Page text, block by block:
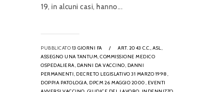
19, in alcuni casi, hanno...
PUBBLICATO 13 GIORNI FA / ART. 2043 C.C., ASL,
ASSEGNO UNA TANTUM, COMMISSIONE MEDICO
OSPEDALIERA, DANNI DA VACCINO, DANNI
PERMANENTI, DECRETO LEGISLATIVO 31 MARZO 1998,
DOPPIA PATOLOGIA, DPCM 26 MAGGIO 2000, EVENTI